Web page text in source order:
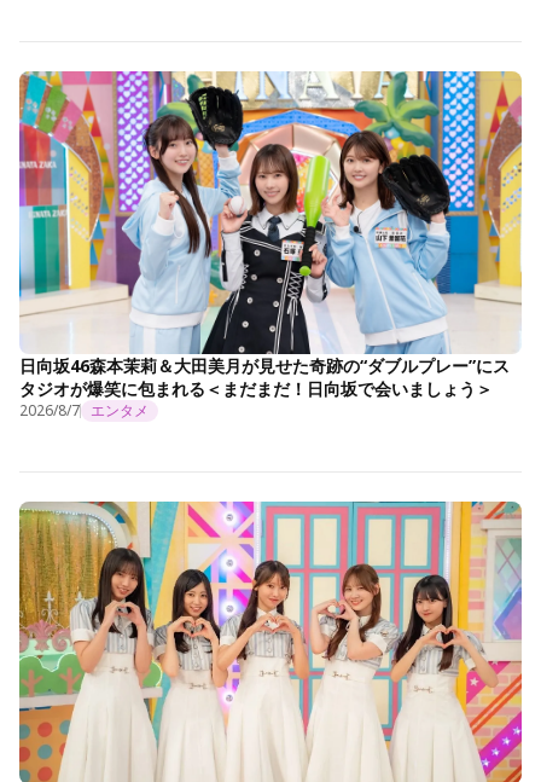
日向坂46森本茉莉＆大田美月が見せた奇跡の“ダブルプレー”にス
タジオが爆笑に包まれる＜まだまだ！日向坂で会いましょう＞
2026/8/7 エンタメ